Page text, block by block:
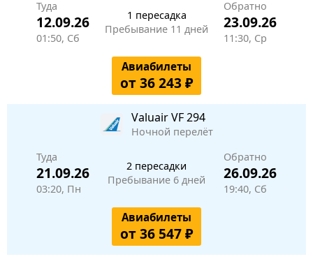
Туда
12.09.26
01:50, Сб
1 пересадка
Пребывание 11 дней
Обратно
23.09.26
11:30, Ср
Авиабилеты
от 36 243 ₽
ValuairVF 294
Ночной перелёт
Туда
21.09.26
03:20, Пн
2 пересадки
Пребывание 6 дней
Обратно
26.09.26
19:40, Сб
Авиабилеты
от 36 547 ₽